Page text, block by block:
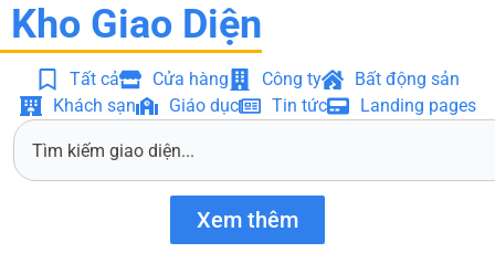
Kho Giao Diện
Tất cả Cửa hàng Công ty
Bất động sản
Khách sạn
Giáo dục Tin tức Landing pages
S
Xem thêm